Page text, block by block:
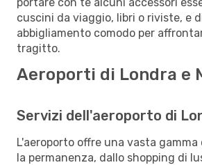
cuscini da viaggio, libri o riviste, e
abbigliamento comodo per
tragitto.
Aeroporti di Londra e
Servizi dell'aeroporto di
L'aeroporto offre una vasta
la permanenza, dallo shopping di